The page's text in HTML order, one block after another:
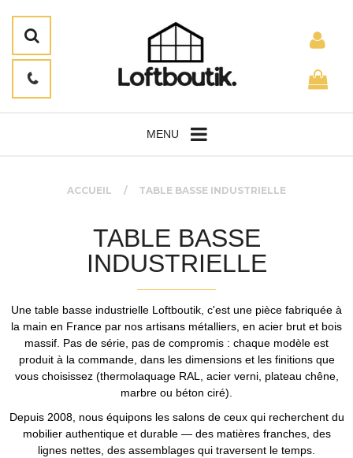
MENU
ACCUEIL TABLE BASSE INDUSTRIELLE
TABLE BASSE
INDUSTRIELLE
Une table basse industrielle Loftboutik, c'est une pièce fabriquée à
la main en France par nos artisans métalliers, en acier brut et bois
massif. Pas de série, pas de compromis : chaque modèle est
produit à la commande, dans les dimensions et les finitions que
vous choisissez (thermolaquage RAL, acier verni, plateau chêne,
marbre ou béton ciré).
Depuis 2008, nous équipons les salons de ceux qui recherchent du
mobilier authentique et durable — des matières franches, des
lignes nettes, des assemblages qui traversent le temps.